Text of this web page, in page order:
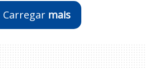
Carregar mais